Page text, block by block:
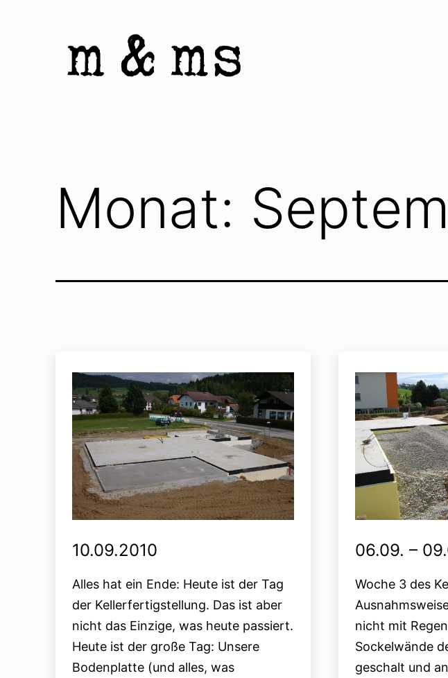
Ms
Monat:
10.09.2010
Alles hat ein Ende: Heute ist der Tag
der Kellerfertigstellung. Das ist aber
nicht das Einzige, was heute passiert.
Heute ist der große Tag: Unsere
Bodenplatte (und alles, was
06.09. –
Woche 3 des
nicht mit
Sockelwände
geschalt und